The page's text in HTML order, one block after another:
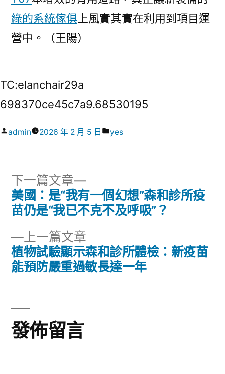
綠的系統傢俱 上風實其實在利用到項目運
營中。（王陽）
TC:elanchair29a
698370ce45c7a9.68530195
作
admin 2026 年 2 月 5 日
分
yes
文
導
覽
上一篇文章
一
篇
植物試驗顯示森和診所體檢：新疫苗
能預防嚴重過敏長達一年
下一篇文章
下
一
篇
美國：是“我有一個幻想”森和診所疫
苗仍是“我已不克不及呼吸”？
發佈留言